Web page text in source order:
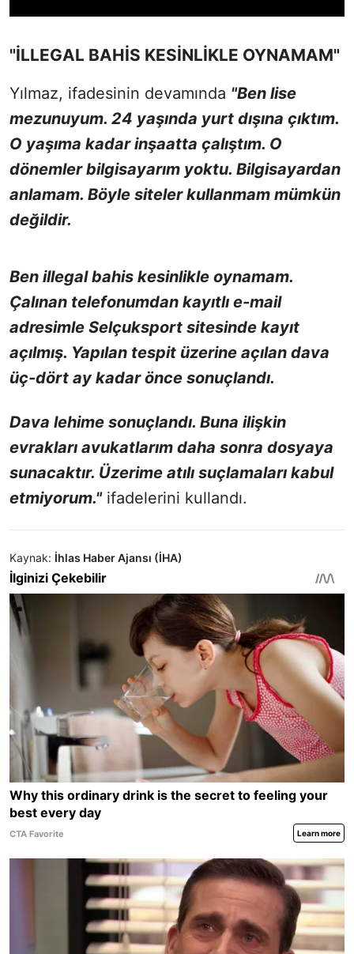
"İLLEGAL BAHİS KESİNLİKLE OYNAMAM"
Yılmaz, ifadesinin devamında "Ben lise
mezunuyum. 24 yaşında yurt dışına çıktım.
O yaşıma kadar inşaatta çalıştım. O
dönemler bilgisayarım yoktu. Bilgisayardan
anlamam. Böyle siteler kullanmam mümkün
değildir.
Ben illegal bahis kesinlikle oynamam.
Çalınan telefonumdan kayıtlı e-mail
adresimle Selçuksport sitesinde kayıt
açılmış. Yapılan tespit üzerine açılan dava
üç-dört ay kadar önce sonuçlandı.
Dava lehime sonuçlandı. Buna ilişkin
evrakları avukatlarım daha sonra dosyaya
sunacaktır. Üzerime atılı suçlamaları kabul
etmiyorum."ifadelerini kullandı.
Kaynak: İhlas Haber Ajansı (İHA)